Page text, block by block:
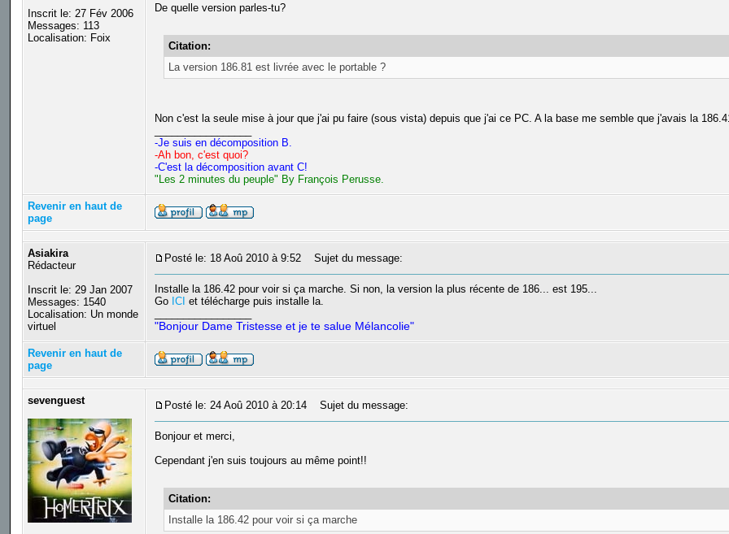
Inscrit le: 27 Fév 2006
Messages: 113
Localisation: Foix
De quelle version parles-tu?
Citation:
La version 186.81 est livrée avec le portable ?
Non c'est la seule mise à jour que j'ai pu faire (sous vista) depuis que j'ai ce PC. A la base me semble que j'avais la
-Je suis en décomposition B.
-Ah bon, c'est quoi?
-C'est la décomposition avant C!
"Les 2 minutes du peuple" By François Perusse.
Revenir en haut de
page
Asiakira
Rédacteur
Inscrit le: 29 Jan 2007
Messages: 1540
Localisation: Un monde
virtuel
Posté le: 18 Aoû 2010 à 9:52 Sujet du message:
Installe la 186.42 pour voir si ça marche. Si non, la version la plus récente de 186... est 195...
Go ICI et télécharge puis installe la.
"Bonjour Dame Tristesse et je te salue Mélancolie"
Revenir en haut de
page
sevenguest Posté le: 24 Aoû 2010 à 20:14 Sujet du message:
Bonjour et merci,
Cependant j'en suis toujours au même point!!
Citation:
Installe la 186.42 pour voir si ça marche